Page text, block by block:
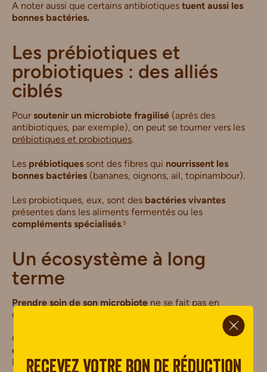
A noter aussi que certains antibiotiques tuent aussi les
bonnes bactéries.
Les prébiotiques et
probiotiques : des alliés
ciblés
Poursoutenir un microbiote fragilisé (après des
antibiotiques, par exemple), on peut se tourner vers les
prébiotiques et probiotiques.
Les prébiotiques sont des fibres qui nourrissent les
bonnes bactéries (bananes, oignons, ail, topinambour).
Les probiotiques, eux, sont des bactéries vivantes
présentes dans les aliments fermentés ou les
compléments spécialisés.⁵
Un écosystème à long
terme
Prendre soin de son microbiote ne se fait pas en
quelques jours.
C’est un travail au long cours :
l’alimentation et le mode
de vie
Les bénéfices se mesurenten mois et en années, et